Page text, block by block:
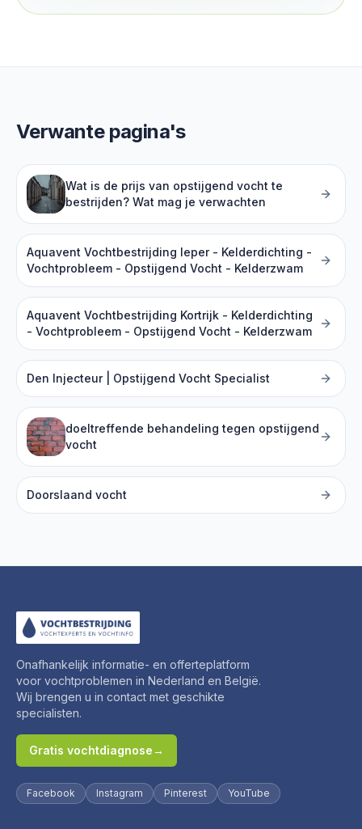
Verwante pagina's
Wat is de prijs van opstijgend vocht te
bestrijden? Wat mag je verwachten
Aquavent Vochtbestrijding Ieper - Kelderdichting -
Vochtprobleem - Opstijgend Vocht - Kelderzwam
Aquavent Vochtbestrijding Kortrijk - Kelderdichting
- Vochtprobleem - Opstijgend Vocht - Kelderzwam
Den Injecteur | Opstijgend Vocht Specialist
doeltreffende behandeling tegen opstijgend
vocht
Doorslaand vocht
Onafhankelijk informatie- en offerteplatform
voor vochtproblemen in Nederland en België.
Wij brengen u in contact met geschikte
specialisten.
Gratis vochtdiagnose→
Facebook Instagram Pinterest YouTube